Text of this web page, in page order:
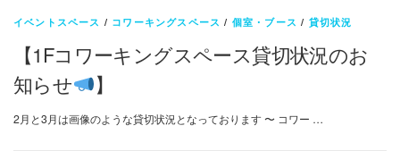
イベントスペース / コワーキングスペース / 個室・ブース / 貸切状況
【1Fコワーキングスペース貸切状況のお
知らせ
】
2月と3月は画像のような貸切状況となっております 〜 コワー …